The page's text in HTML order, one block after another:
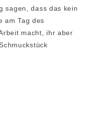
sagen, dass das kein
am Tag des
macht, ihr aber